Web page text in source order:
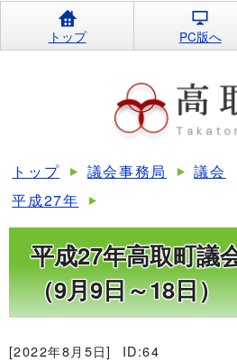
トップ PC版へ
トップ 議会事務局 議会
平成27年
平成27年高取町議
（9月9日～18日）
[2022年8月5日] ID:64